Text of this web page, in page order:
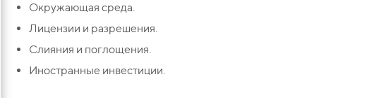
Окружающая среда.
Лицензии и разрешения.
Слияния и поглощения.
Иностранные инвестиции.